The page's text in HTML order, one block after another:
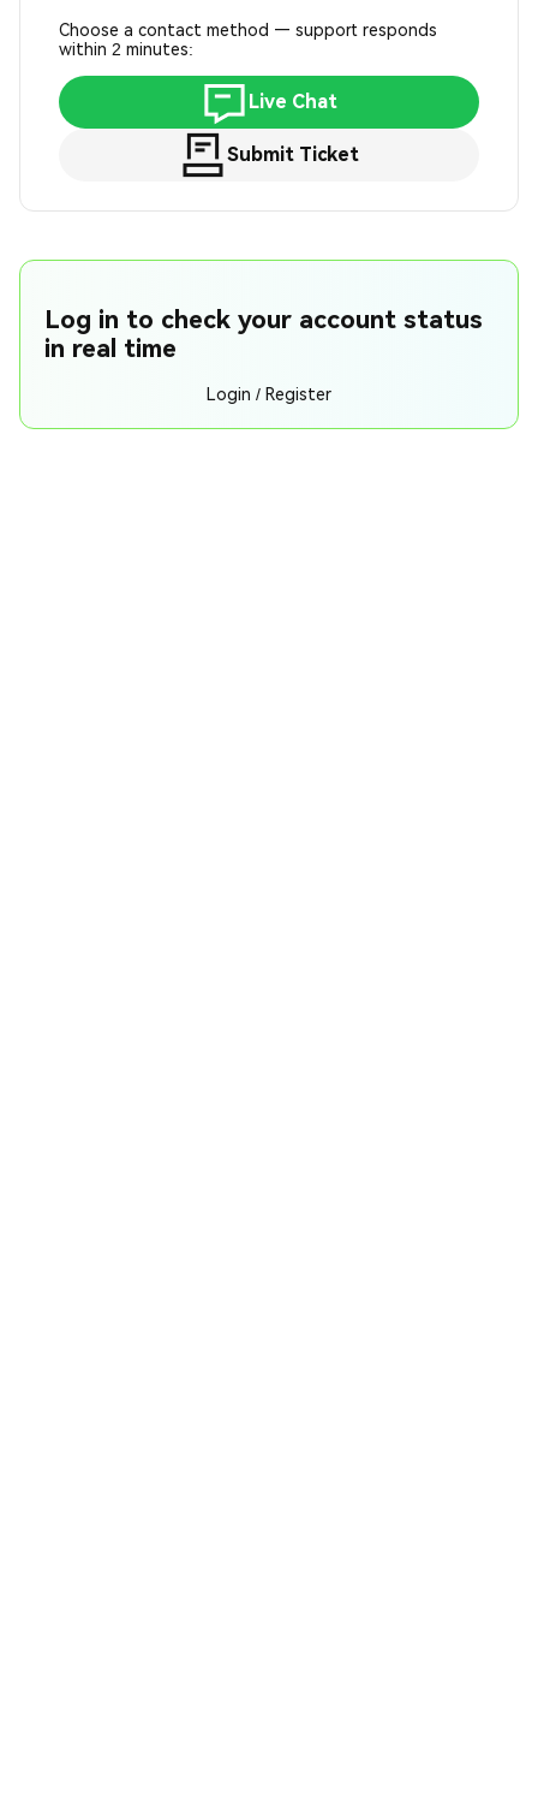
Choose a contact method — support responds
within 2 minutes:
Live Chat
Submit Ticket
Log in to check your account status
in real time
Login / Register